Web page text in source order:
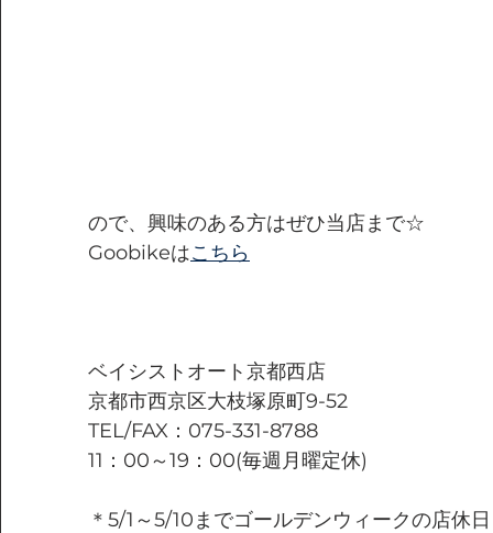
ので、興味のある方はぜひ当店まで☆
Goobikeはこちら
ベイシストオート京都西店
京都市西京区大枝塚原町9-52
TEL/FAX：075-331-8788
11：00～19：00(毎週月曜定休)
＊5/1～5/10までゴールデンウィークの店休